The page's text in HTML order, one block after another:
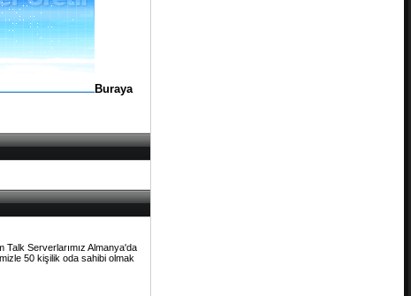
Buraya
Serverlarımız Almanya'da
50 kişilik oda sahibi olmak